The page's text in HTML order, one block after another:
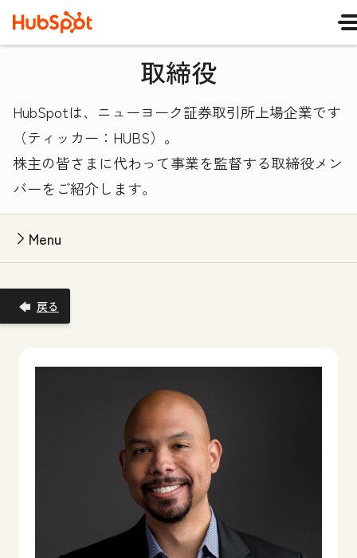
取締役
HubSpotは、ニューヨーク証券取引所上場企業です
（ティッカー：HUBS）。
株主の皆さまに代わって事業を監督する取締役メン
バーをご紹介します。
Menu
戻る